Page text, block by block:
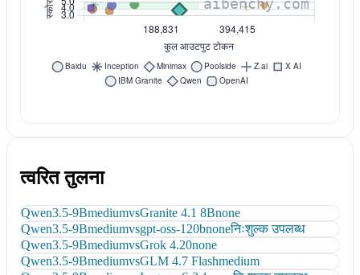
त्वरित तुलना
Qwen3.5-9BmediumvsGranite 4.1 8Bnone
Qwen3.5-9Bmediumvsgpt-oss-120bnoneनिःशुल्क उपलब्ध
Qwen3.5-9BmediumvsGrok 4.20none
Qwen3.5-9BmediumvsGLM 4.7 Flashmedium